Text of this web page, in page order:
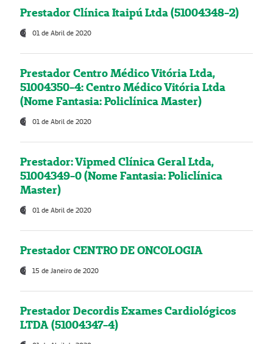
Prestador Clínica Itaipú Ltda (51004348-2)
01 de Abril de 2020
Prestador Centro Médico Vitória Ltda,
51004350-4: Centro Médico Vitória Ltda
(Nome Fantasia: Policlínica Master)
01 de Abril de 2020
Prestador: Vipmed Clínica Geral Ltda,
51004349-0 (Nome Fantasia: Policlínica
Master)
01 de Abril de 2020
Prestador CENTRO DE ONCOLOGIA
15 de Janeiro de 2020
Prestador Decordis Exames Cardiológicos
LTDA (51004347-4)